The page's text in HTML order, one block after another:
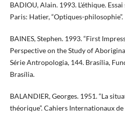
BADIOU, Alain. 1993. L'éthique.
Paris: Hatier, “Optiques-philosophie”.
BAINES, Stephen. 1993. “First
Perspective on the Study of
Série Antropologia, 144. Brasília,
Brasília.
BALANDIER, Georges. 1951. “La
théorique”. Cahiers Internationaux